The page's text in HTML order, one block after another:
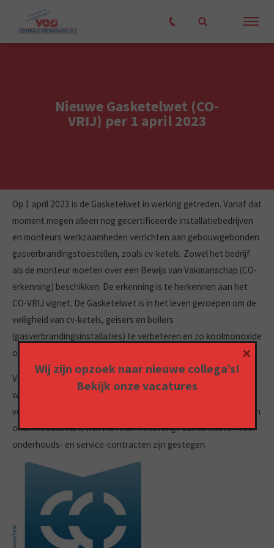
Nieuwe Gasketelwet (CO-
VRIJ) per 1 april 2023
Op 1 april 2023 is de Gasketelwet in werking getreden. Vanaf dat
moment mogen alleen nog gecertificeerde installatiebedrijven
en monteurs werkzaamheden verrichten aan gebouwgebonden
gasverbrandingstoestellen, zoals cv-ketels. Zowel het bedrijf
als de monteur moeten over een Bewijs van Vakmanschap (CO-
erkenning) beschikken. De erkenning is te herkennen aan het
CO-VRIJ vignet. De Gasketelwet is in het leven geroepen om de
veiligheid van cv-ketels, geisers en boilers
(gasverbrandingsinstallaties) te verbeteren en zo koolmonoxide
ongevallen te verminderen.
Vos Centrale Verwarming is CO-VRIJ gecertificeerd om deze
werkzaamheden ook vanaf april uit te voeren. Vanwege
verplichte uitgebreidere controles zijn wij meer tijd kwijt aan een
onderhoudsbeurt, wat met zich meebrengt dat de kosten voor
onderhouds- en service-contracten zijn gestegen.
Wij zijn opzoek naar nieuwe collega’s!
Bekijk onze vacatures
×